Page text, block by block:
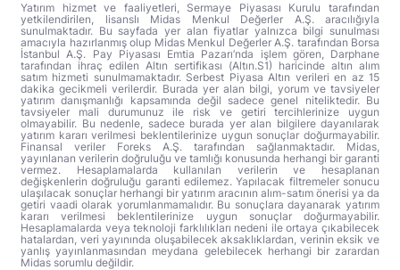
Yatırım hizmet ve faaliyetleri, Sermaye Piyasası Kurulu tarafından
yetkilendirilen, lisanslı Midas Menkul Değerler A.Ş. aracılığıyla
sunulmaktadır. Bu sayfada yer alan fiyatlar yalnızca bilgi sunulması
amacıyla hazırlanmış olup Midas Menkul Değerler A.Ş. tarafından Borsa
İstanbul A.Ş. Pay Piyasası Emtia Pazarı’nda işlem gören, Darphane
tarafından ihraç edilen Altın sertifikası (Altın.S1) haricinde altın alım
satım hizmeti sunulmamaktadır. Serbest Piyasa Altın verileri en az 15
dakika gecikmeli verilerdir. Burada yer alan bilgi, yorum ve tavsiyeler
yatırım danışmanlığı kapsamında değil sadece genel niteliktedir. Bu
tavsiyeler mali durumunuz ile risk ve getiri tercihlerinize uygun
olmayabilir. Bu nedenle, sadece burada yer alan bilgilere dayanılarak
yatırım kararı verilmesi beklentilerinize uygun sonuçlar doğurmayabilir.
Finansal veriler Foreks A.Ş. tarafından sağlanmaktadır. Midas,
yayınlanan verilerin doğruluğu ve tamlığı konusunda herhangi bir garanti
vermez. Hesaplamalarda kullanılan verilerin ve hesaplanan
değişkenlerin doğruluğu garanti edilemez. Yapılacak filtremeler sonucu
ulaşılacak sonuçlar herhangi bir yatırım aracının alım-satım önerisi ya da
getiri vaadi olarak yorumlanmamalıdır. Bu sonuçlara dayanarak yatırım
kararı verilmesi beklentilerinize uygun sonuçlar doğurmayabilir.
Hesaplamalarda veya teknoloji farklılıkları nedeni ile ortaya çıkabilecek
hatalardan, veri yayınında oluşabilecek aksaklıklardan, verinin eksik ve
yanlış yayınlanmasından meydana gelebilecek herhangi bir zarardan
Midas sorumlu değildir.